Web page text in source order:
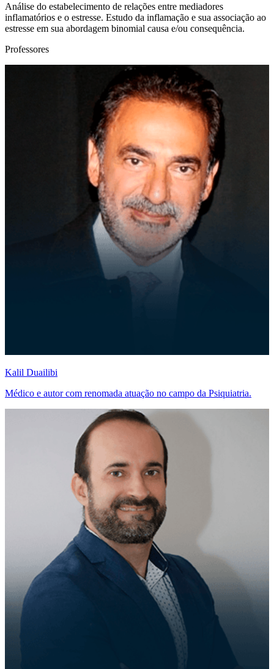
Análise do estabelecimento de relações entre mediadores
inflamatórios e o estresse. Estudo da inflamação e sua associação ao
estresse em sua abordagem binomial causa e/ou consequência.
Professores
Kalil Duailibi
Médico e autor com renomada atuação no campo da Psiquiatria.